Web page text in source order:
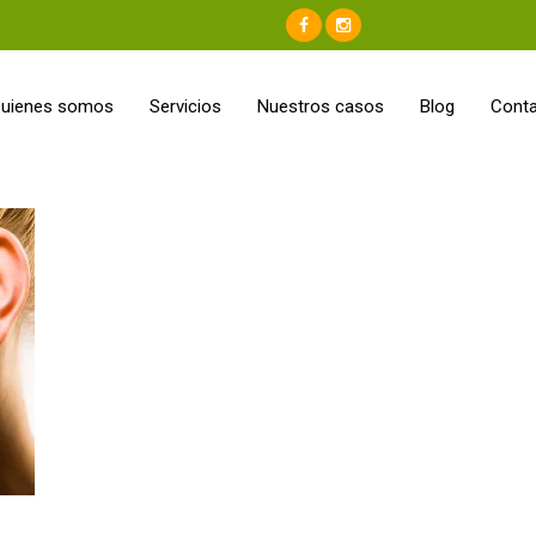
somos Servicios Nuestros casos Blog